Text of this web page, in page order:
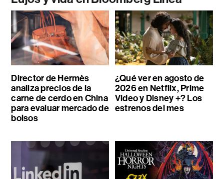
Director de Hermès
analiza precios de la
carne de cerdo en China
para evaluar mercado de
bolsos
¿Qué ver en agosto de
2026 en Netflix, Prime
Video y Disney +? Los
estrenos del mes